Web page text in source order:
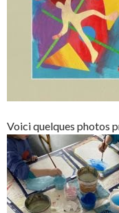
Voici quelques photos